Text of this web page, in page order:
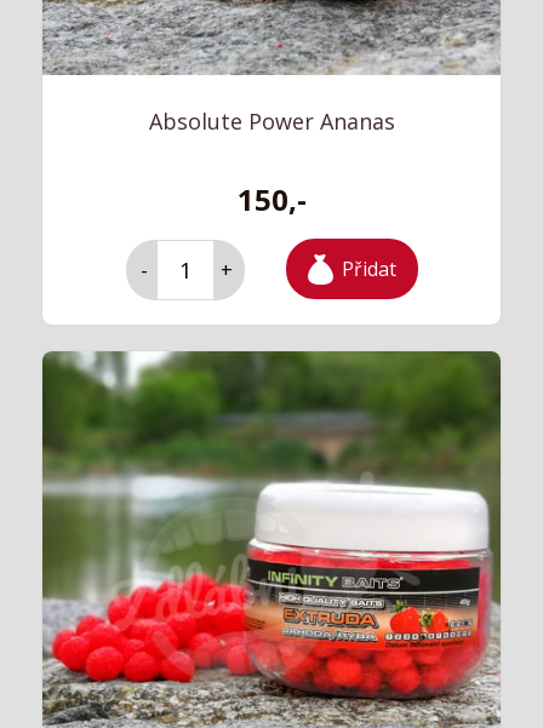
Absolute Power Ananas
150,-
- + Přidat